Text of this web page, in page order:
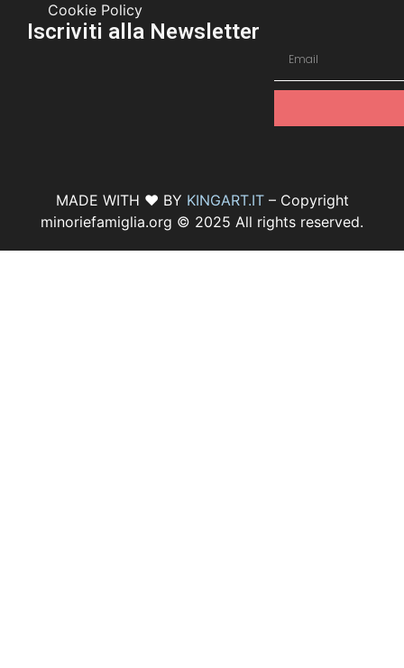
Cookie Policy
Iscriviti alla Newsletter
MADE WITH ♥ BY KINGART.IT– Copyright
minoriefamiglia.org © 2025 All rights reserved.